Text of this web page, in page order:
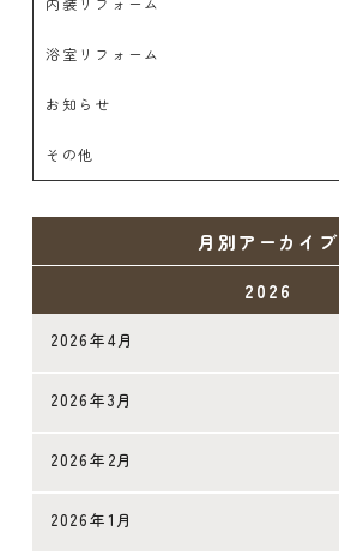
浴室リフォーム
お知らせ
その他
月別アーカイブ
2026
2026年4月
2026年3月
2026年2月
2026年1月